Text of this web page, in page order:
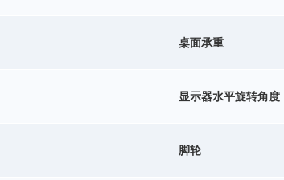
桌面承重
显示器水平旋转角度
脚轮